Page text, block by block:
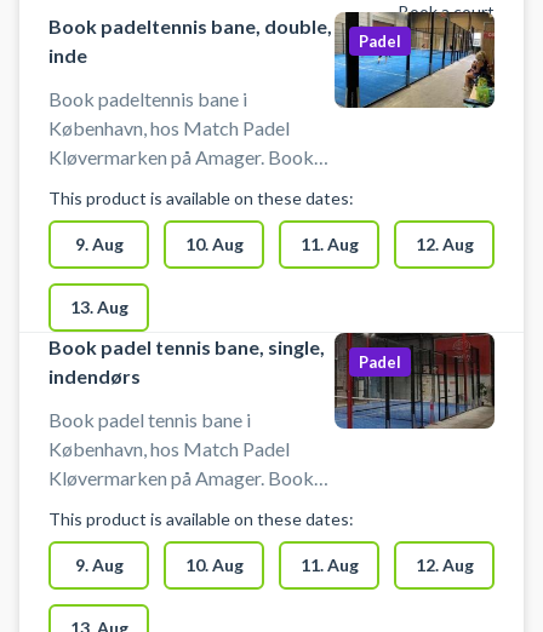
Book a court
Book padeltennis bane, double,
inde
Book padeltennis bane i
København, hos Match Padel
Kløvermarken på Amager. Book
padeltennis baner og spil
padeltennis på Amager i Match
Padel Kløvermarken padelcenter
på Raffinaderivej 20, 2300
København S. Gratis parkering ved
booking hos Match Padel
København padelcenter på
Amager. Bat lejes og bolde kan
købes hos Match Padel
Kløvermarken. Padeltennis banen
Grand Slam underlag. #Padel-
tennis #Padel-Kløvermarken
#Padel-racket-club
Padel
This product is available on these dates:
9. Aug 10. Aug 11. Aug 12. Aug
13. Aug
Book padel tennis bane, single,
indendørs
Book padel tennis bane i
København, hos Match Padel
Kløvermarken på Amager. Book
bane og spil padel tennis i
København i Match Padel
Kløvermarken padelcenter på
Amager, Raffinaderivej 20, 2300
Padel
This product is available on these dates:
9. Aug 10. Aug 11. Aug 12. Aug
13. Aug